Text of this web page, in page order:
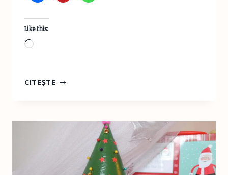
Like this:
Loading…
CITEȘTEDECORAŢIUNI
PIESE